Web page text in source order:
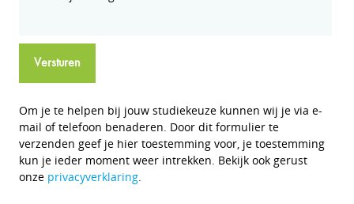
Versturen
Om je te helpen bij jouw studiekeuze kunnen wij je via e-
mail of telefoon benaderen. Door dit formulier te
verzenden geef je hier toestemming voor, je toestemming
kun je ieder moment weer intrekken. Bekijk ook gerust
onze privacyverklaring.